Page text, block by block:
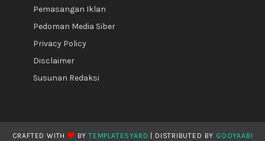
Pemasangan Iklan
Pedoman Media Siber
Privacy Policy
Disclaimer
Susunan Redaksi
CRAFTED WITH BYTEMPLATESYARD | DISTRIBUTED BY GOOYAABI